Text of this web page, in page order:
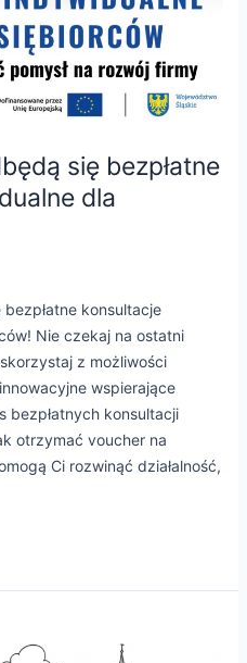
się bezpłatne
dla
konsultacje
Nie czekaj na ostatni
z możliwości
wspierające
bezpłatnych konsultacji
otrzymać voucher na
Ci rozwinąć działalność,